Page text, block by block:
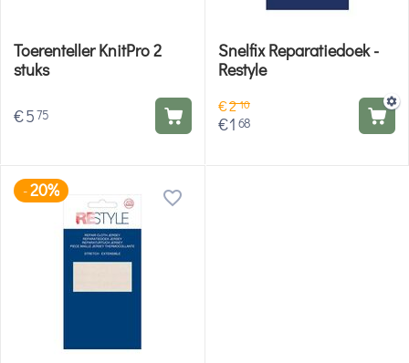
Toerenteller KnitPro 2
stuks
€575
Snelfix Reparatiedoek -
Restyle
€210
€1 68
-20%